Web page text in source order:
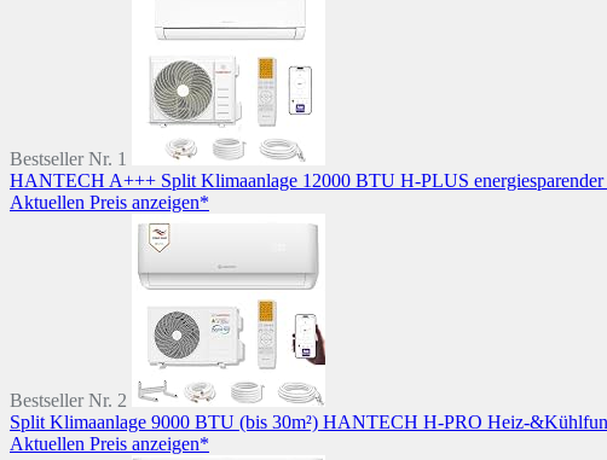
Bestseller Nr. 1
HANTECH A+++ Split Klimaanlage 12000 BTU H-PLUS energiesparender
Aktuellen Preis anzeigen*
Bestseller Nr. 2
Split Klimaanlage 9000 BTU (bis 30m²) HANTECH H-PRO Heiz-
Aktuellen Preis anzeigen*